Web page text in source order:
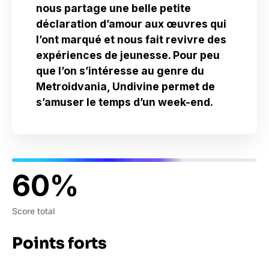
nous partage une belle petite
déclaration d’amour aux œuvres qui
l’ont marqué et nous fait revivre des
expériences de jeunesse. Pour peu
que l’on s’intéresse au genre du
Metroidvania, Undivine permet de
s’amuser le temps d’un week-end.
60
Score total
Points forts